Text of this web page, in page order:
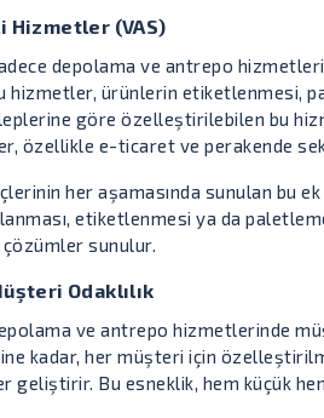
Hizmetler (VAS)
depolama ve antrepo
hizmetler, ürünlerin etiketlenmesi,
göre özelleştirilebilen bu
özellikle e-ticaret ve perakende
her aşamasında sunulan bu
etiketlenmesi ya da
sunulur.
Odaklılık
ve antrepo hizmetlerinde
kadar, her müşteri için
geliştirir. Bu esneklik, hem küçük